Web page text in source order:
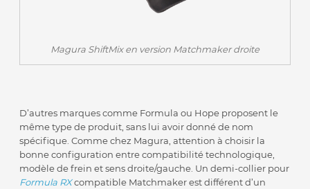
Magura ShiftMix en version Matchmaker droite
D’autres marques comme Formula ou Hope proposent le
même type de produit, sans lui avoir donné de nom
spécifique. Comme chez Magura, attention à choisir la
bonne configuration entre compatibilité technologique,
modèle de frein et sens droite/gauche. Un demi-collier pour
Formula RXcompatible Matchmaker est différent d’un